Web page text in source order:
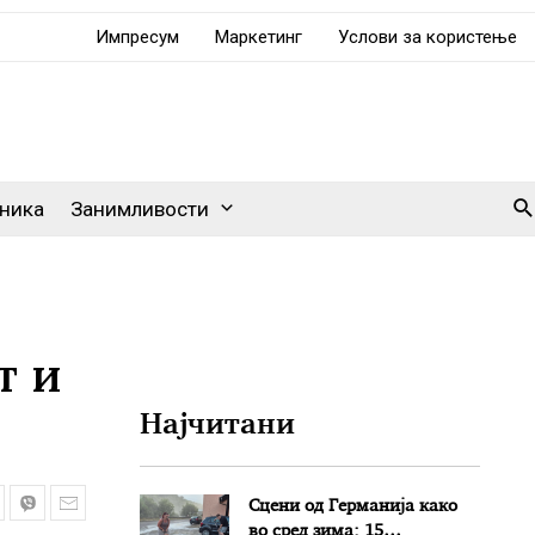
Импресум Маркетинг Услови за користење
Занимливости
и
Најчитани
Сцени од Германија како
во сред зима: 15